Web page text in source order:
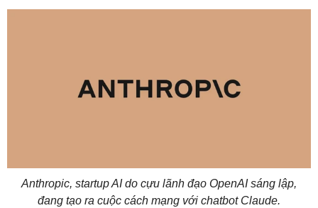
Anthropic, startup AI do cựu lãnh đạo OpenAI sáng lập,
đang tạo ra cuộc cách mạng với chatbot Claude.